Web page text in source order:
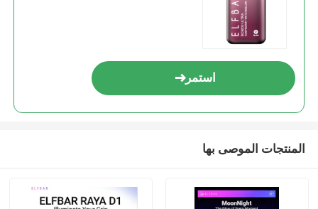
استمر
المنتجات الموصى بها